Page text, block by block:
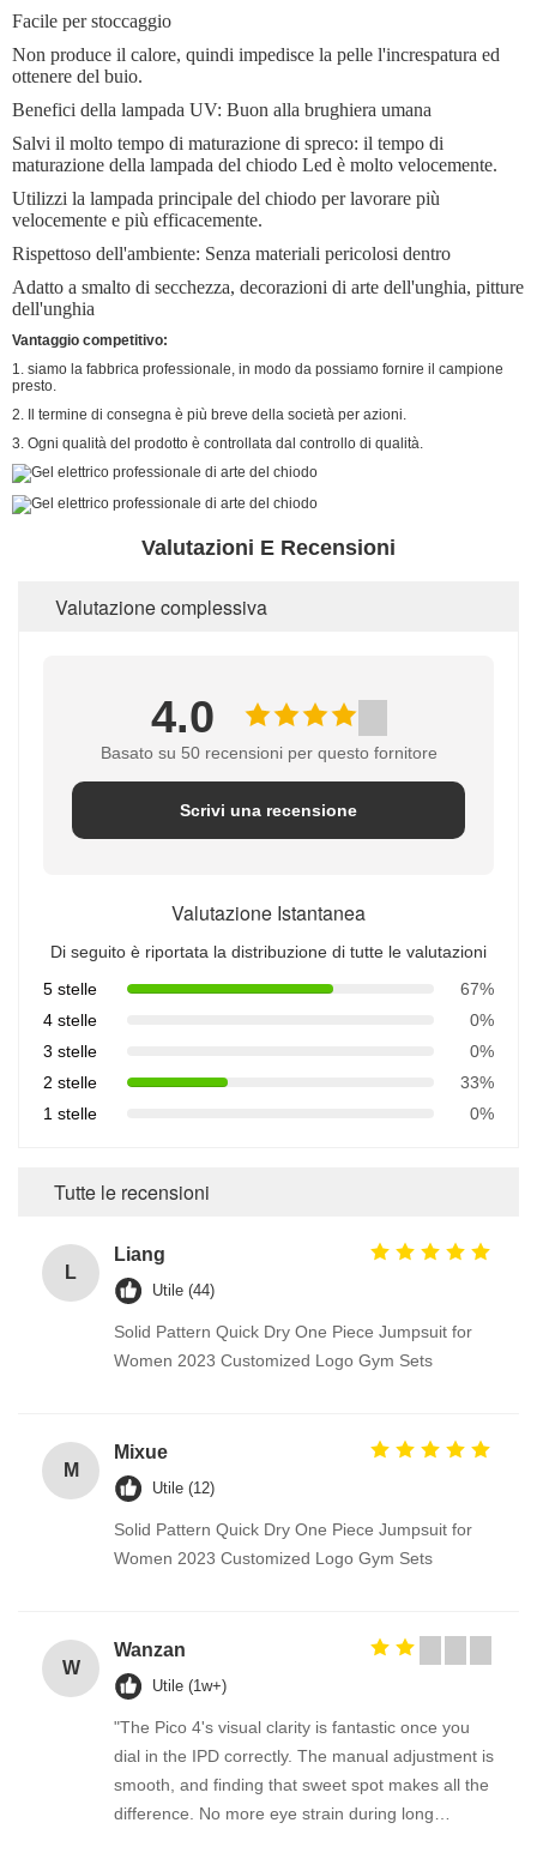
Facile per stoccaggio
Non produce il calore, quindi impedisce la pelle l'increspatura ed
ottenere del buio.
Benefici della lampada UV: Buon alla brughiera umana
Salvi il molto tempo di maturazione di spreco: il tempo di
maturazione della lampada del chiodo Led è molto velocemente.
Utilizzi la lampada principale del chiodo per lavorare più
velocemente e più efficacemente.
Rispettoso dell'ambiente: Senza materiali pericolosi dentro
Adatto a smalto di secchezza, decorazioni di arte dell'unghia, pitture
dell'unghia
Vantaggio competitivo:
1. siamo la fabbrica professionale, in modo da possiamo fornire il campione
presto.
2. Il termine di consegna è più breve della società per azioni.
3. Ogni qualità del prodotto è controllata dal controllo di qualità.
Valutazioni E Recensioni
Valutazione complessiva
4.0
Basato su 50 recensioni per questo fornitore
Scrivi una recensione
Valutazione Istantanea
Di seguito è riportata la distribuzione di tutte le valutazioni
5 stelle
67%
4 stelle
0%
3 stelle
0%
2 stelle
33%
1 stelle
0%
Tutte le recensioni
L
Liang
Utile (44)
Solid Pattern Quick Dry One Piece Jumpsuit for
Women 2023 Customized Logo Gym Sets
M
Mixue
Utile (12)
Solid Pattern Quick Dry One Piece Jumpsuit for
Women 2023 Customized Logo Gym Sets
W
Wanzan
Utile (1w+)
"The Pico 4's visual clarity is fantastic once you
dial in the IPD correctly. The manual adjustment is
smooth, and finding that sweet spot makes all the
difference. No more eye strain during long